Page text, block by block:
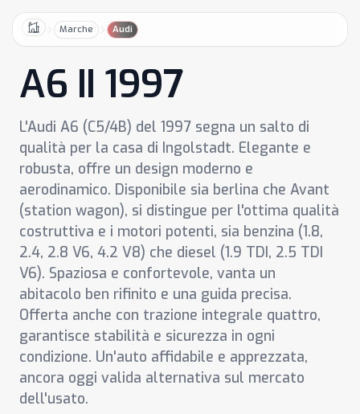
HomeMarche Audi
A6 II 1997
L'Audi A6 (C5/4B) del 1997 segna un salto di
qualità per la casa di Ingolstadt. Elegante e
robusta, offre un design moderno e
aerodinamico. Disponibile sia berlina che Avant
(station wagon), si distingue per l'ottima qualità
costruttiva e i motori potenti, sia benzina (1.8,
2.4, 2.8 V6, 4.2 V8) che diesel (1.9 TDI, 2.5 TDI
V6). Spaziosa e confortevole, vanta un
abitacolo ben rifinito e una guida precisa.
Offerta anche con trazione integrale quattro,
garantisce stabilità e sicurezza in ogni
condizione. Un'auto affidabile e apprezzata,
ancora oggi valida alternativa sul mercato
dell'usato.